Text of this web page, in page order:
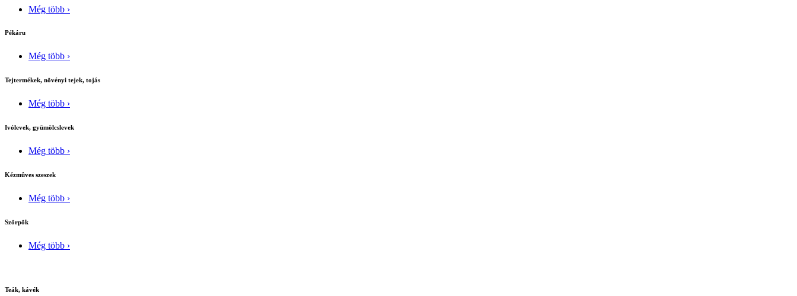
Még több ›
Pékáru
Még több ›
Tejtermékek, növényi tejek, tojás
Még több ›
Ivólevek, gyümölcslevek
Még több ›
Kézmûves szeszek
Még több ›
Szörpök
Még több ›
Teák, kávék